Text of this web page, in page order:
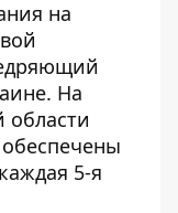
на
На
области
5-я